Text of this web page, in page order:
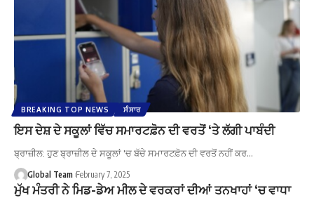
BREAKING TOP NEWS ਸੰਸਾਰ
ਇਸ ਦੇਸ਼ ਦੇ ਸਕੂਲਾਂ ਵਿੱਚ ਸਮਾਰਟਫ਼ੋਨ ਦੀ ਵਰਤੋਂ ‘ਤੇ ਲੱਗੀ ਪਾਬੰਦੀ
ਬ੍ਰਾਜ਼ੀਲ: ਹੁਣ ਬ੍ਰਾਜ਼ੀਲ ਦੇ ਸਕੂਲਾਂ 'ਚ ਬੱਚੇ ਸਮਾਰਟਫ਼ੋਨ ਦੀ ਵਰਤੋਂ ਨਹੀਂ ਕਰ…
Global Team February 7, 2025
ਮੁੱਖ ਮੰਤਰੀ ਨੇ ਮਿਡ-ਡੇਅ ਮੀਲ ਦੇ ਵਰਕਰਾਂ ਦੀਆਂ ਤਨਖਾਹਾਂ ‘ਚ ਵਾਧਾ